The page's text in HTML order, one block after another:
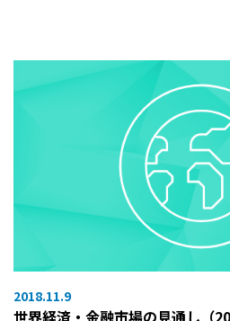
2018.11.9
世界経済・金融市場の見通し（